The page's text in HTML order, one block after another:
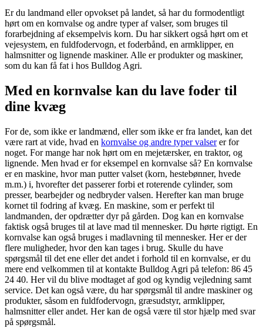
Er du landmand eller opvokset på landet, så har du formodentligt
hørt om en kornvalse og andre typer af valser, som bruges til
forarbejdning af eksempelvis korn. Du har sikkert også hørt om et
vejesystem, en fuldfodervogn, et foderbånd, en armklipper, en
halmsnitter og lignende maskiner. Alle er produkter og maskiner,
som du kan få fat i hos Bulldog Agri.
Med en kornvalse kan du lave foder til
dine kvæg
For de, som ikke er landmænd, eller som ikke er fra landet, kan det
være rart at vide, hvad en kornvalse og andre typer valserer for
noget. For mange har nok hørt om en mejetærsker, en traktor, og
lignende. Men hvad er for eksempel en kornvalse så? En kornvalse
er en maskine, hvor man putter valset (korn, hestebønner, hvede
m.m.) i, hvorefter det passerer forbi et roterende cylinder, som
presser, bearbejder og nedbryder valsen. Herefter kan man bruge
kornet til fodring af kvæg. En maskine, som er perfekt til
landmanden, der opdrætter dyr på gården. Dog kan en kornvalse
faktisk også bruges til at lave mad til mennesker. Du hørte rigtigt. En
kornvalse kan også bruges i madlavning til mennesker. Her er der
flere muligheder, hvor den kan tages i brug. Skulle du have
spørgsmål til det ene eller det andet i forhold til en kornvalse, er du
mere end velkommen til at kontakte Bulldog Agri på telefon: 86 45
24 40. Her vil du blive modtaget af god og kyndig vejledning samt
service. Det kan også være, du har spørgsmål til andre maskiner og
produkter, såsom en fuldfodervogn, græsudstyr, armklipper,
halmsnitter eller andet. Her kan de også være til stor hjælp med svar
på spørgsmål.